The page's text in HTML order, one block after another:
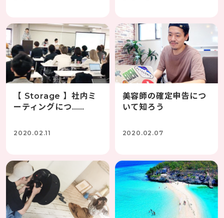
【 Storage 】社内ミ
ーティングにつ……
2020.02.11
美容師の確定申告につ
いて知ろう
2020.02.07